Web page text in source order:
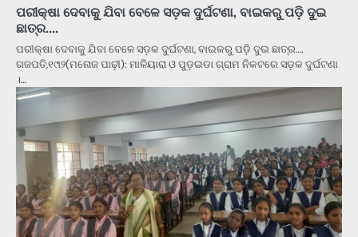
ପରୀକ୍ଷା ଦେବାକୁ ଯିବା ବେଳେ ସଡ଼କ ଦୁର୍ଘଟଣା, ବାଇକରୁ ପଡ଼ି ଦୁଇ
ଛାତ୍ର….
ପରୀକ୍ଷା ଦେବାକୁ ଯିବା ବେଳେ ସଡ଼କ ଦୁର୍ଘଟଣା, ବାଇକରୁ ପଡ଼ି ଦୁଇ ଛାତ୍ର….
ଗଜପତି,୧୯ା୨(ମନୋଜ ପାଢ଼ୀ): ମାଳିୟାରା ଓ ପୁଡ଼ଇଡା ଗ୍ରାମ ନିକଟରେ ସଡ଼କ ଦୁର୍ଘଟଣା
।…